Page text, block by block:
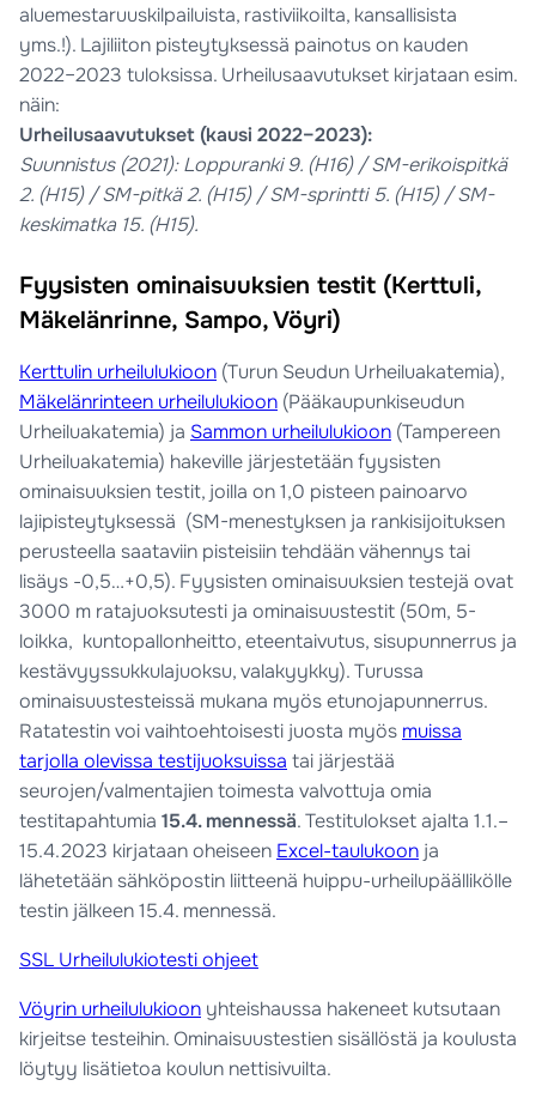
aluemestaruuskilpailuista, rastiviikoilta, kansallisista
yms.!). Lajiliiton pisteytyksessä painotus on kauden
2022–2023 tuloksissa. Urheilusaavutukset kirjataan esim.
näin:
Urheilusaavutukset (kausi 2022–2023):
Suunnistus (2021): Loppuranki 9. (H16) / SM-erikoispitkä
2. (H15) / SM-pitkä 2. (H15) / SM-sprintti 5. (H15) / SM-
keskimatka 15. (H15).
Fyysisten ominaisuuksien testit (Kerttuli,
Mäkelänrinne, Sampo, Vöyri)
Kerttulin urheilulukioon (Turun Seudun Urheiluakatemia),
Mäkelänrinteen urheilulukioon (Pääkaupunkiseudun
Urheiluakatemia) ja Sammon urheilulukioon (Tampereen
Urheiluakatemia) hakeville järjestetään fyysisten
ominaisuuksien testit, joilla on 1,0 pisteen painoarvo
lajipisteytyksessä (SM-menestyksen ja rankisijoituksen
perusteella saataviin pisteisiin tehdään vähennys tai
lisäys -0,5…+0,5). Fyysisten ominaisuuksien testejä ovat
3000 m ratajuoksutesti ja ominaisuustestit (50m, 5-
loikka, kuntopallonheitto, eteentaivutus, sisupunnerrus ja
kestävyyssukkulajuoksu, valakyykky). Turussa
ominaisuustesteissä mukana myös etunojapunnerrus.
Ratatestin voi vaihtoehtoisesti juosta myös muissa
tarjolla olevissa testijuoksuissa tai järjestää
seurojen/valmentajien toimesta valvottuja omia
testitapahtumia 15.4. mennessä. Testitulokset ajalta 1.1.–
15.4.2023 kirjataan oheiseen Excel-taulukoon ja
lähetetään sähköpostin liitteenä huippu-urheilupäällikölle
testin jälkeen 15.4. mennessä.
SSL Urheilulukiotesti ohjeet
Vöyrin urheilulukioon yhteishaussa hakeneet kutsutaan
kirjeitse testeihin. Ominaisuustestien sisällöstä ja koulusta
löytyy lisätietoa koulun nettisivuilta.